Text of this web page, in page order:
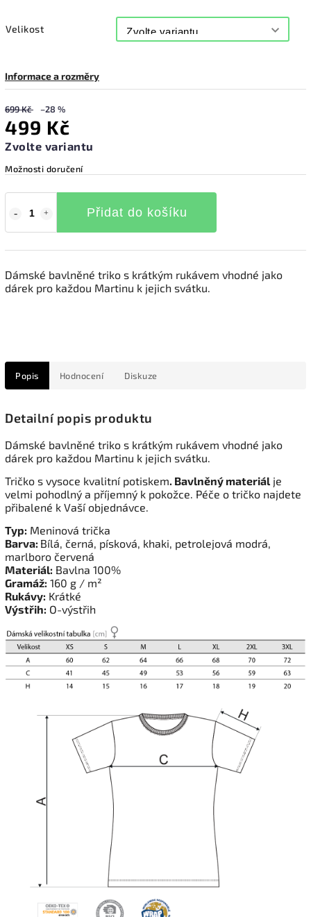
Velikost
Informace a rozměry
699 Kč –28 %
499 Kč
Zvolte variantu
Možnosti doručení
Přidat do košíku
Dámské bavlněné triko s krátkým rukávem vhodné jako
dárek pro každou Martinu k jejich svátku.
Popis Hodnocení Diskuze
Detailní popis produktu
Dámské bavlněné triko s krátkým rukávem vhodné jako
dárek pro každou Martinu k jejich svátku.
Tričko s vysoce kvalitní potiskem. Bavlněný materiál je
velmi pohodlný a příjemný k pokožce. Péče o tričko najdete
přibalené k Vaší objednávce.
Typ: Meninová trička
Barva: Bílá, černá, písková, khaki, petrolejová modrá,
marlboro červená
Materiál: Bavlna 100%
Gramáž: 160 g / m²
Rukávy: Krátké
Výstřih: O-výstřih